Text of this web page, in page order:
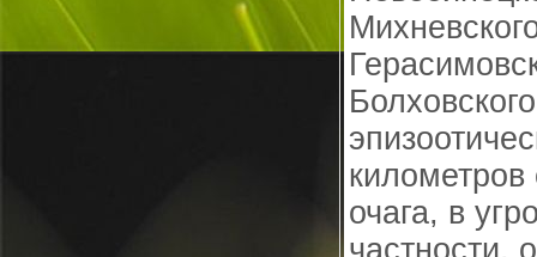
километров
очага, в
частности,